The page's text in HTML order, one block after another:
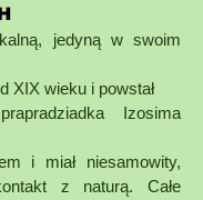
jedyną w swoim
XIX wieku i powstał
Izosima
i miał niesamowity,
z naturą. Całe